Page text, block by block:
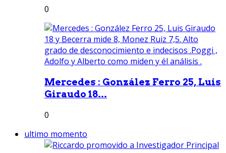
0
Mercedes : González Ferro 25, Luis
Giraudo 18...
0
ultimo momento